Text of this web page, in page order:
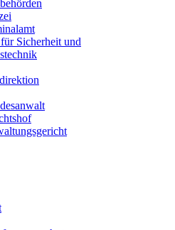
Sicherheit und